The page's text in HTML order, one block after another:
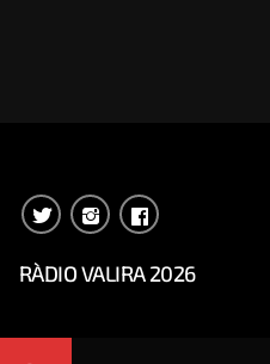
RÀDIO VALIRA 2026